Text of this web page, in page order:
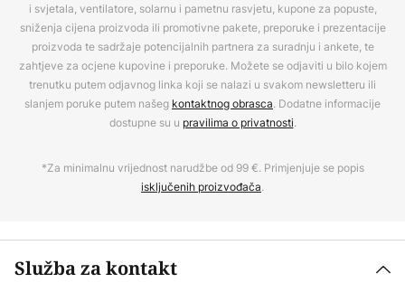
i svjetala, ventilatore, solarnu i pametnu rasvjetu, kupone za popuste,
sniženja cijena proizvoda ili promotivne pakete, preporuke i prezentacije
proizvoda te sadržaje potencijalnih partnera za suradnju i ankete, te
zahtjeve za ocjene kupovine i preporuke. Možete se odjaviti u bilo kojem
trenutku putem odjavnog linka koji se nalazi u svakom newsletteru ili
slanjem poruke putem našeg kontaktnog obrasca. Dodatne informacije
dostupne su u pravilima o privatnosti.
*Za minimalnu vrijednost narudžbe od 99 €. Primjenjuje se popis
isključenih proizvođača.
Služba za kontakt